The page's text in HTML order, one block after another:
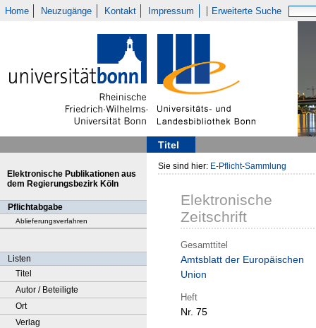
Home Neuzugänge Kontakt Impressum Erweiterte Suche
Titel
Elektronische Publikationen aus
dem Regierungsbezirk Köln
Pflichtabgabe
Ablieferungsverfahren
Listen
Titel
Autor / Beteiligte
Ort
Verlag
Sie sind hier: E-Pflicht-Sammlung
Elektronische
Zeitschrift
Gesamttitel
Amtsblatt der Europäischen
Union
Heft
Nr. 75